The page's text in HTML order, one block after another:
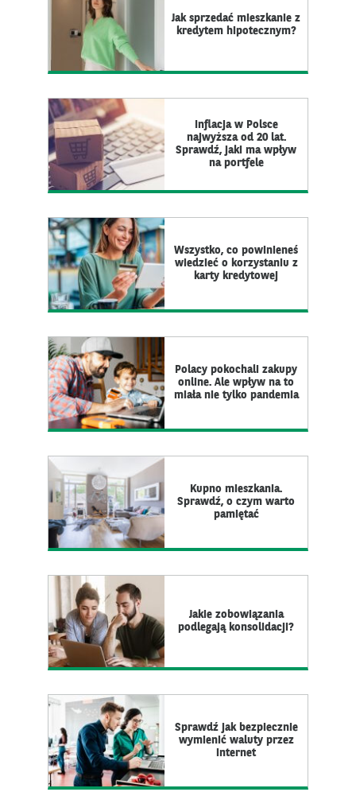
Jak sprzedać mieszkanie z
kredytem hipotecznym?
Inflacja w Polsce
najwyższa od 20 lat.
Sprawdź, jaki ma wpływ
na portfele
Wszystko, co powinieneś
wiedzieć o korzystaniu z
karty kredytowej
Polacy pokochali zakupy
online. Ale wpływ na to
miała nie tylko pandemia
Kupno mieszkania.
Sprawdź, o czym warto
pamiętać
Jakie zobowiązania
podlegają konsolidacji?
Sprawdź jak bezpiecznie
wymienić waluty przez
internet